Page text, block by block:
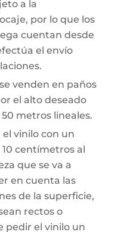
a la
por lo que los
cuentan desde
el envío
venden en paños
el alto deseado
metros lineales.
vinilo con un
centímetros al
que se va a
en cuenta las
de la superficie,
rectos o
pedir el vinilo un